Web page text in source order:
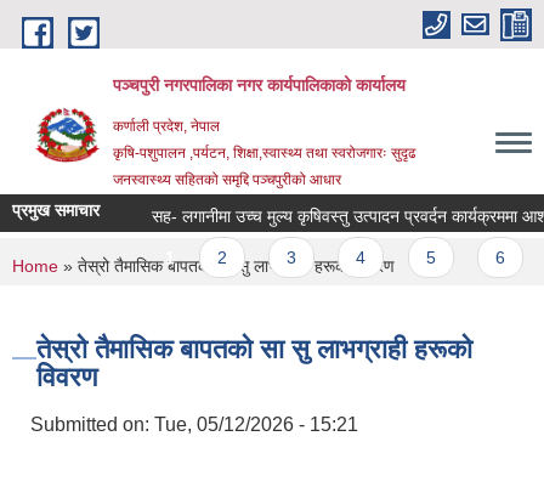
Skip to main content
पञ्चपुरी नगरपालिका नगर कार्यपालिकाको कार्यालय
कर्णाली प्रदेश, नेपाल
कृषि-पशुपालन ,पर्यटन, शिक्षा,स्वास्थ्य तथा स्वरोजगारः सुदृढ
जनस्वास्थ्य सहितको समृद्दि पञ्चपुरीको आधार
प्रमुख समाचार सह- लगानीमा उच्च मुल्य कृषिवस्तु उत्पादन प्रवर्दन कार्यक्रममा आशय
Pages
1 2 3 4 5
You are here
Home » तेस्रो तैमासिक बापतको सा सु लाभग्राही हरूको विवरण
तेस्रो तैमासिक बापतको सा सु लाभग्राही हरूको
विवरण
Submitted on: Tue, 05/12/2026 - 15:21